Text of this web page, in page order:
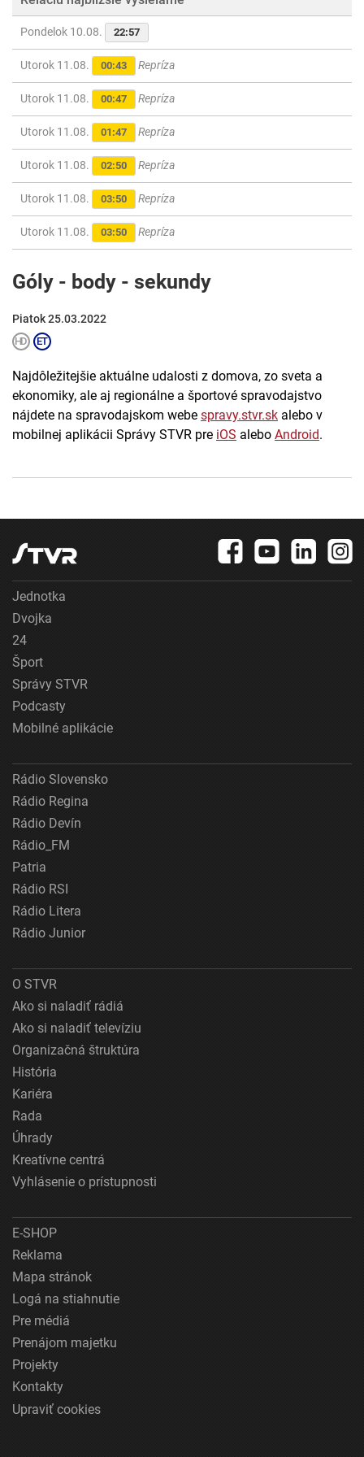
Pondelok 10.08. 22:57
Utorok 11.08. 00:43 Repríza
Utorok 11.08. 00:47 Repríza
Utorok 11.08. 01:47 Repríza
Utorok 11.08. 02:50 Repríza
Utorok 11.08. 03:50 Repríza
Utorok 11.08. 03:50 Repríza
Góly - body - sekundy
Piatok 25.03.2022
Najdôležitejšie aktuálne udalosti z domova, zo sveta a
ekonomiky, ale aj regionálne a športové spravodajstvo
nájdete na spravodajskom webe spravy.stvr.sk alebo v
mobilnej aplikácii Správy STVR pre iOS alebo Android.
Jednotka
Dvojka
24
Šport
Správy STVR
Podcasty
Mobilné aplikácie
Rádio Slovensko
Rádio Regina
Rádio Devín
Rádio_FM
Patria
Rádio RSI
Rádio Litera
Rádio Junior
O STVR
Ako si naladiť rádiá
Ako si naladiť televíziu
Organizačná štruktúra
História
Kariéra
Rada
Úhrady
Kreatívne centrá
Vyhlásenie o prístupnosti
E-SHOP
Reklama
Mapa stránok
Logá na stiahnutie
Pre médiá
Prenájom majetku
Projekty
Kontakty
Upraviť cookies